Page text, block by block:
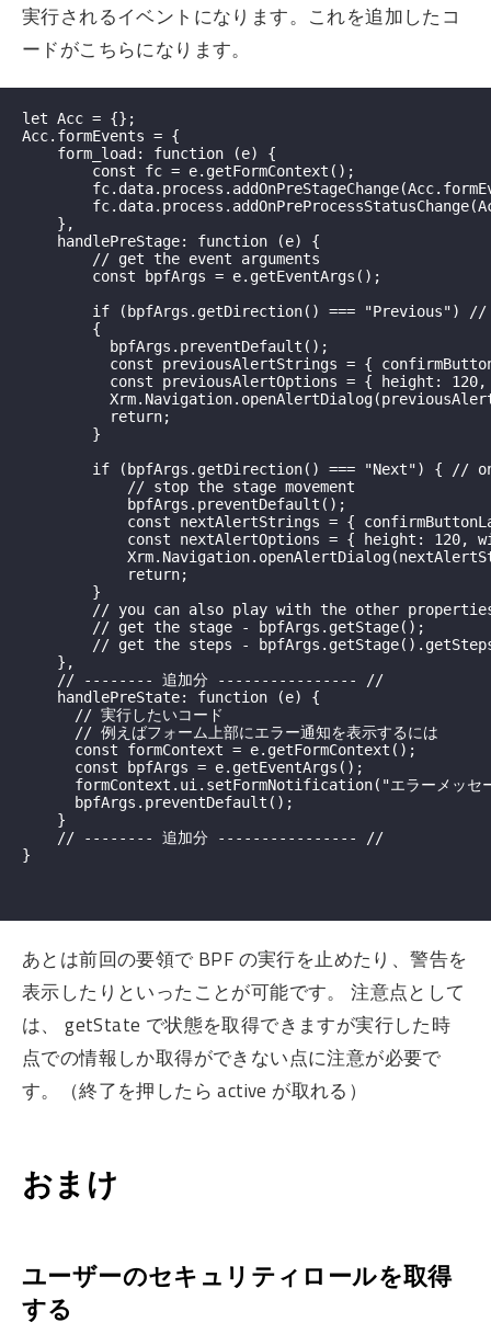
実行されるイベントになります。これを追加したコ
ードがこちらになります。
let Acc = {};
Acc.formEvents = {
    form_load: function (e) {
        const fc = e.getFormContext();
    },
    handlePreStage: function (e) {
        // get the event arguments
        const bpfArgs = e.getEventArgs();
if (bpfArgs.getDirection() === "Previous")
        {
          bpfArgs.preventDefault();
const previousAlertStrings = {
const previousAlertOptions = { height:
          return;
        }
if (bpfArgs.getDirection() === "Next") { //
            // stop the stage movement
            bpfArgs.preventDefault();
const nextAlertStrings = {
const nextAlertOptions = { height: 120,
            return;
        }
// you can also play with the other
        // get the stage - bpfArgs.getStage();
// get the steps -
    },
    // -------- 追加分 ---------------- //
    handlePreState: function (e) {
      // 実行したいコード
      // 例えばフォーム上部にエラー通知を表示するには
      const formContext = e.getFormContext();
      const bpfArgs = e.getEventArgs();
formContext.ui.setFormNotification("エラーメッ
      bpfArgs.preventDefault();
    }
    // -------- 追加分 ---------------- //
}
あとは前回の要領で BPF の実行を止めたり、警告を
表示したりといったことが可能です。 注意点として
は、 getState で状態を取得できますが実行した時
点での情報しか取得ができない点に注意が必要で
す。（終了を押したら active が取れる）
おまけ
ユーザーのセキュリティロールを取得
する